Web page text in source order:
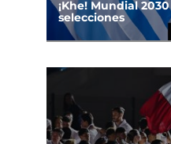
¡Khe! Mundial
selecciones